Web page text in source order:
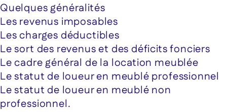
Quelques généralités
Les revenus imposables
Les charges déductibles
Le sort des revenus et des déficits fonciers
Le cadre général de la location meublée
Le statut de loueur en meublé professionnel
Le statut de loueur en meublé non
professionnel.